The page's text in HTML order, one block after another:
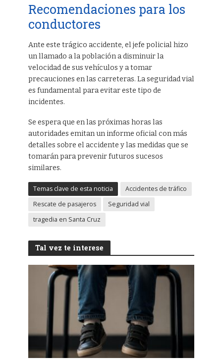
Recomendaciones para los
conductores
Ante este trágico accidente, el jefe policial hizo
un llamado a la población a disminuir la
velocidad de sus vehículos y a tomar
precauciones en las carreteras. La seguridad vial
es fundamental para evitar este tipo de
incidentes.
Se espera que en las próximas horas las
autoridades emitan un informe oficial con más
detalles sobre el accidente y las medidas que se
tomarán para prevenir futuros sucesos
similares.
Temas clave de esta noticia
Accidentes de tráfico
Rescate de pasajeros
Seguridad vial
tragedia en Santa Cruz
Tal vez te interese